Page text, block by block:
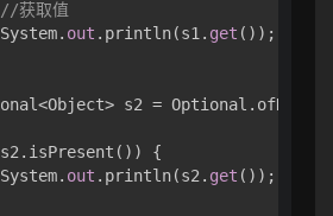
//获取值
out .println(s1. get ());
s2 =
{
out .println(s2. get ());